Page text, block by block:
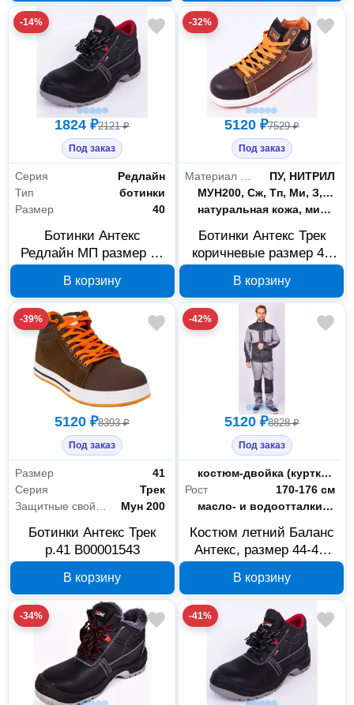
-14%
1824 ₽2121 ₽
Под заказ
Серия
Редлайн
Тип
ботинки
Размер
40
Ботинки Антекс
Редлайн МП размер 40
В корзину
-32%
5120 ₽7529 ₽
Под заказ
Материал подошвы
ПУ, НИТРИЛ
Защитные свойства
МУН200, Сж, Тп, Ми, З, Мп
Материал верха
натуральная кожа, микрофибра
Ботинки Антекс Трек
коричневые размер 40
В корзину
-39%
5120 ₽8393 ₽
Под заказ
Размер
41
Серия
Трек
Мун 200
Ботинки Антекс Трек
р.41 В00001543
В корзину
-42%
5120 ₽8828 ₽
Под заказ
Тип
костюм-двойка (куртка + полукомбинезон)
Рост
170-176 см
Пропитка
масло- и водоотталкивающая (МВО)
Костюм летний Баланс
Антекс, размер 44-46,
В00001278
В корзину
-34% -41%